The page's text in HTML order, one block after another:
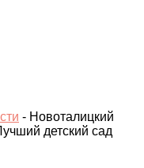
- Новоталицкий
детский сад